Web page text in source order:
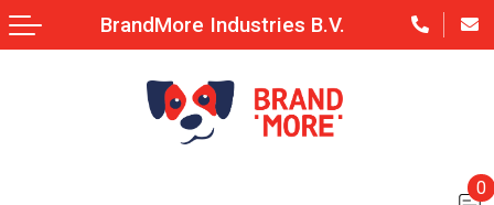
0
BrandMore Industries B.V.